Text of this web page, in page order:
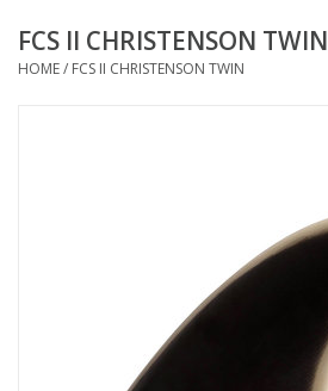
Wetsuits
Lycra's & UV protection
FCS II CHRISTENSON TWIN
HOME/ FCS II CHRISTENSON TWIN